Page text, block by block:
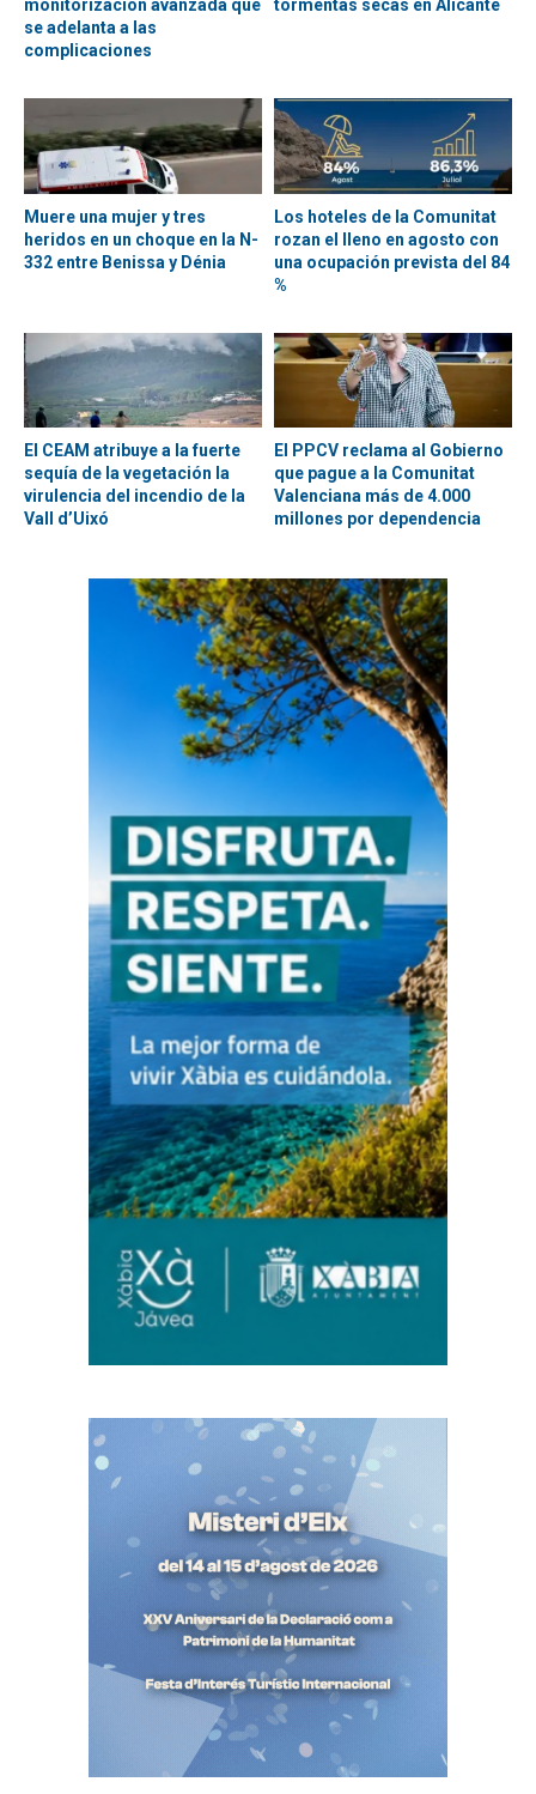
monitorización avanzada que
se adelanta a las
complicaciones
tormentas secas en Alicante
Muere una mujer y tres
heridos en un choque en la N-
332 entre Benissa y Dénia
Los hoteles de la Comunitat
rozan el lleno en agosto con
una ocupación prevista del 84
%
El CEAM atribuye a la fuerte
sequía de la vegetación la
virulencia del incendio de la
Vall d’Uixó
El PPCV reclama al Gobierno
que pague a la Comunitat
Valenciana más de 4.000
millones por dependencia